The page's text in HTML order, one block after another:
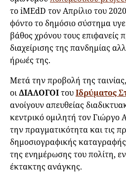
το iMEdD τον Απρίλιο του
φόντο το δημόσιο σύστημα
βάθος χρόνου τους επιφανείς
διαχείρισης της πανδημίας
ήρωές της.
Μετά την προβολή της ταινίας,
οιΔΙΑΛΟΓΟΙτουΙδρύματος
ανοίγουν απευθείας
κεντρικό ομιλητή τον Γιώργο
την πραγματικότητα και τις
δημοσιογραφικής καταγραφής
της ενημέρωσης του πολίτη,
έκτακτης ανάγκης.